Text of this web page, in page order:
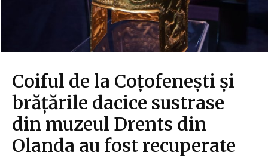
Coiful de la Coțofenești și
brățările dacice sustrase
din muzeul Drents din
Olanda au fost recuperate